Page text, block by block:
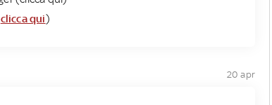
clicca qui)
20 apr